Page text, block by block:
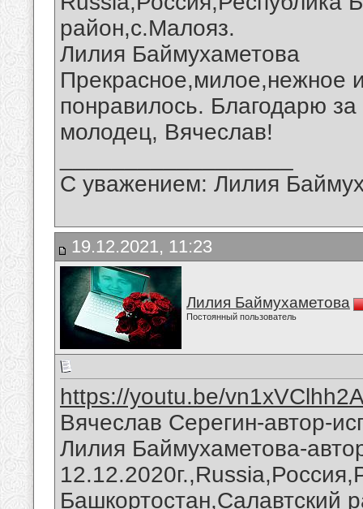
район,с.Малояз.
Лилия Баймухаметова
Прекрасное,милое,нежное
понравилось. Благодарю
молодец, Вячеслав!
С уважением: Лилия
19.12.2021, 11:23
Лилия Баймухаметова
Постоянный пользователь
https://youtu.be/
Вячеслав Серегин-автор-
Лилия Баймухаметова-
Башкортостан,Салавтский